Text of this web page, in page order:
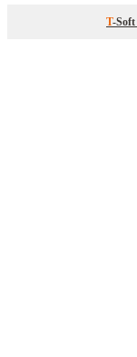
T-Soft